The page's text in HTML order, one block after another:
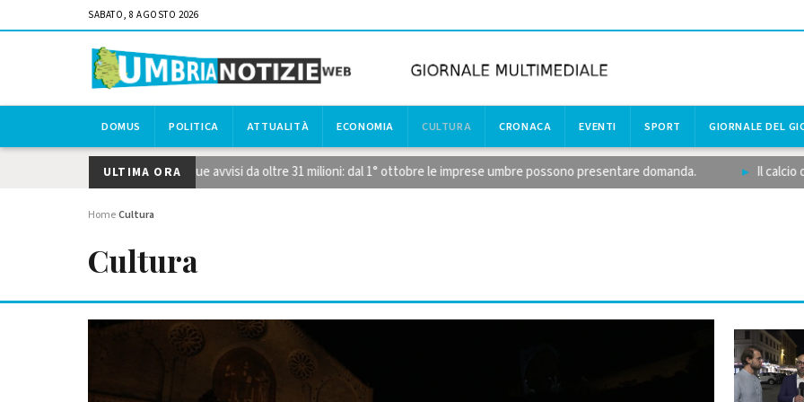
SABATO, 8 AGOSTO 2026
DOMUS POLITICA ATTUALITÀ ECONOMIA CULTURA CRONACA EVENTI SPORT GIORNALE DEL
ULTIMA ORA
STEP, pubblicati i due avvisi da oltre 31 milioni: dal 1° ottobre le imprese umbre possono presentare domanda. Il calcio
HomeCultura
Cultura